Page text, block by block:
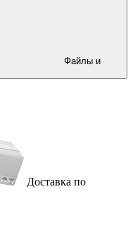
Доставка по